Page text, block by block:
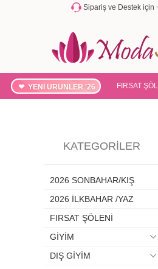
Sipariş ve Destek için
YENİ ÜRÜNLER '26 FIRSAT
KATEGORILER
2026 SONBAHAR/KIŞ
2026 İLKBAHAR /YAZ
FIRSAT ŞÖLENİ
GİYİM
DIŞ GİYİM